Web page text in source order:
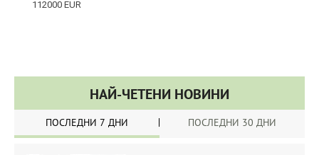
НАЙ-ЧЕТЕНИ НОВИНИ
ПОСЛЕДНИ 7 ДНИ ПОСЛЕДНИ 30 ДНИ